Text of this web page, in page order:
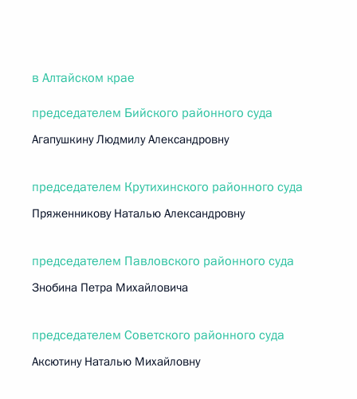
в Алтайском крае
председателем Бийского районного суда
Агапушкину Людмилу Александровну
председателем Крутихинского районного суда
Пряженникову Наталью Александровну
председателем Павловского районного суда
Знобина Петра Михайловича
председателем Советского районного суда
Аксютину Наталью Михайловну